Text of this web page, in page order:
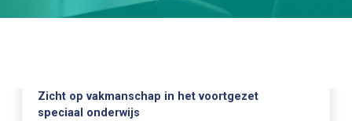
Zicht op vakmanschap in het voortgezet
speciaal onderwijs